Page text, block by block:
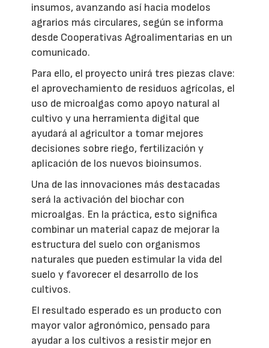
insumos, avanzando así hacia modelos
agrarios más circulares, según se informa
desde Cooperativas Agroalimentarias en un
comunicado.
Para ello, el proyecto unirá tres piezas clave:
el aprovechamiento de residuos agrícolas, el
uso de microalgas como apoyo natural al
cultivo y una herramienta digital que
ayudará al agricultor a tomar mejores
decisiones sobre riego, fertilización y
aplicación de los nuevos bioinsumos.
Una de las innovaciones más destacadas
será la activación del biochar con
microalgas. En la práctica, esto significa
combinar un material capaz de mejorar la
estructura del suelo con organismos
naturales que pueden estimular la vida del
suelo y favorecer el desarrollo de los
cultivos.
El resultado esperado es un producto con
mayor valor agronómico, pensado para
ayudar a los cultivos a resistir mejor en